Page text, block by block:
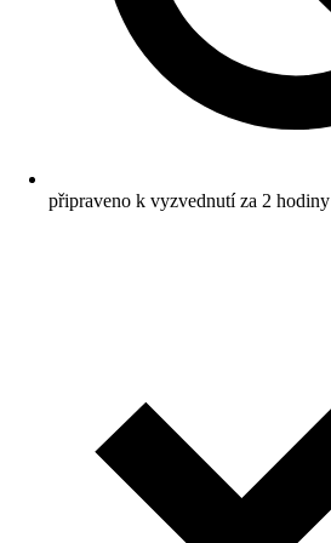
připraveno k vyzvednutí za 2 hodiny